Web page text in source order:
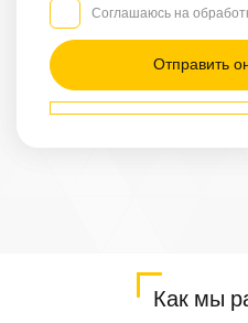
Грузовой
Другое
средство
Седан
/
Маршрут
Артем —
Соглашаюсь на
Как мы